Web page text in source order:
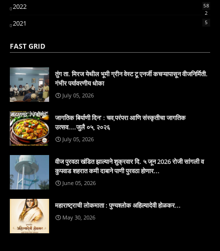
2022
58
2
2021 5
FAST GRID
तुंग ता. मिरज येथील भूमी ग्रीन वेस्ट टू एनर्जी कचऱ्यापासून वीजनिर्मिती.
गंभीर पर्यावरणीय धोका
July 05, 2026
जागतिक बिर्याणी दिन' : चव,परंपरा आणि संस्कृतीचा जागतिक
उत्सव....जुलै ०५, २०२६
July 05, 2026
वीज पुरवठा खंडित झाल्याने शुक्रवार दि. ५ जून 2026 रोजी सांगली व
कुपवाड शहरात कमी दाबाने पाणी पुरवठा होणार...
June 05, 2026
महाराष्ट्राची लोकमाता : पुण्यश्लोक अहिल्यादेवी होळकर...
May 30, 2026